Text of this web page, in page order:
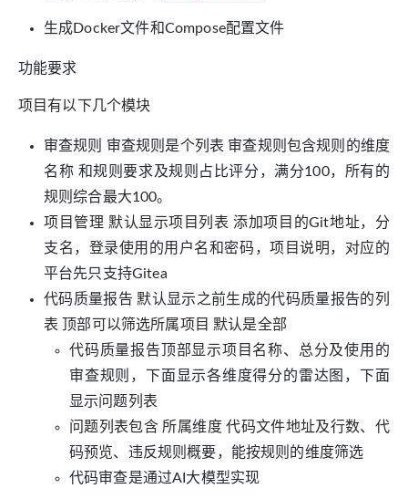
生成Docker文件和Compose配置文件
功能要求
项目有以下几个模块
审查规则 审查规则是个列表 审查规则包含规则的维度
名称 和规则要求及规则占比评分，满分100，所有的
规则综合最大100。
项目管理 默认显示项目列表 添加项目的Git地址，分
支名，登录使用的用户名和密码，项目说明，对应的
平台先只支持Gitea
代码质量报告 默认显示之前生成的代码质量报告的列
表 顶部可以筛选所属项目 默认是全部
代码质量报告顶部显示项目名称、总分及使用的
审查规则，下面显示各维度得分的雷达图，下面
显示问题列表
问题列表包含 所属维度 代码文件地址及行数、代
码预览、违反规则概要，能按规则的维度筛选
代码审查是通过AI大模型实现